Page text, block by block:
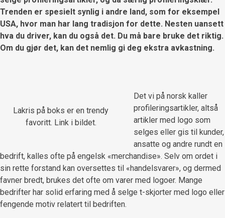
Trenden er spesielt synlig i andre land, som for eksempel
USA, hvor man har lang tradisjon for dette. Nesten uansett
hva du driver, kan du også det. Du må bare bruke det riktig.
Om du gjør det, kan det nemlig gi deg ekstra avkastning.
Lakris på boks er en trendy
favoritt. Link i bildet.
Det vi på norsk kaller
profileringsartikler, altså
artikler med logo som
selges eller gis til kunder,
ansatte og andre rundt en
bedrift, kalles ofte på engelsk «merchandise». Selv om ordet i
sin rette forstand kan oversettes til «handelsvarer», og dermed
favner bredt, brukes det ofte om varer med logoer. Mange
bedrifter har solid erfaring med å selge t-skjorter med logo eller
fengende motiv relatert til bedriften.